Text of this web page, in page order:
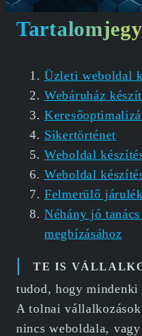
Üzleti weboldal
Webáruház
Sikertörténet
Weboldal
Weboldal
Felmerülő
Néhány jó
megbízásához
TE IS
tudod, hogy
A tolnai
nincs weboldala,